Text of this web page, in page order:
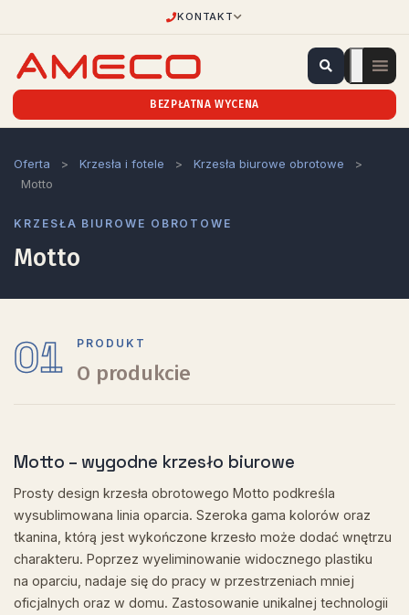
KONTAKT
BEZPŁATNA WYCENA
Oferta > Krzesła i fotele > Krzesła biurowe obrotowe
>
Motto
KRZESŁA BIUROWE OBROTOWE
Motto
01 PRODUKT
O produkcie
Motto – wygodne krzesło biurowe
Prosty design krzesła obrotowego Motto podkreśla
wysublimowana linia oparcia. Szeroka gama kolorów oraz
tkanina, którą jest wykończone krzesło może dodać wnętrzu
charakteru. Poprzez wyeliminowanie widocznego plastiku
na oparciu, nadaje się do pracy w przestrzeniach mniej
oficjalnych oraz w domu. Zastosowanie unikalnej technologii